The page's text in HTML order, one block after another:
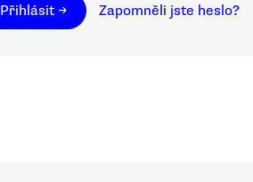
Přihlásit → Zapomněli jste heslo?